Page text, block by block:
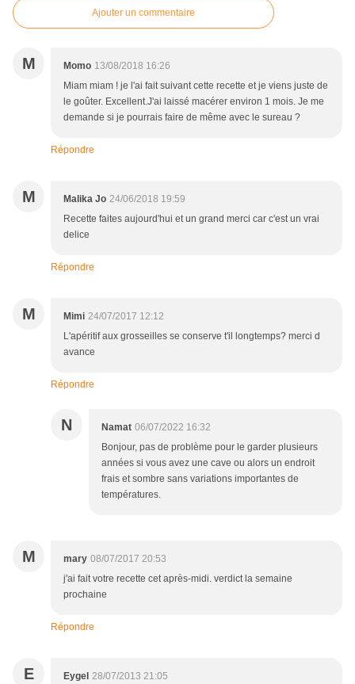
Ajouter un commentaire
M Momo 13/08/2018 16:26
Miam miam ! je l'ai fait suivant cette recette et je viens juste de
le goûter. Excellent.J'ai laissé macérer environ 1 mois. Je me
demande si je pourrais faire de même avec le sureau ?
Répondre
M Malika Jo 24/06/2018 19:59
Recette faites aujourd'hui et un grand merci car c'est un vrai
delice
Répondre
M Mimi 24/07/2017 12:12
L'apéritif aux grosseilles se conserve t'il longtemps? merci d
avance
Répondre
N Namat 06/07/2022 16:32
Bonjour, pas de problème pour le garder plusieurs
années si vous avez une cave ou alors un endroit
frais et sombre sans variations importantes de
températures.
M mary 08/07/2017 20:53
j'ai fait votre recette cet après-midi. verdict la semaine
prochaine
Répondre
E Eygel 28/07/2013 21:05